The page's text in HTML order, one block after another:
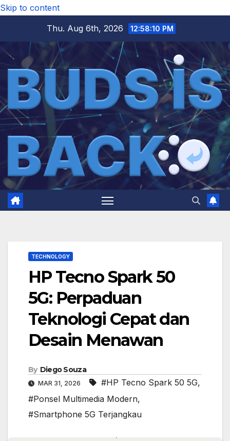
Skip to content
Thu. Aug 6th, 2026
12:58:11 PM
TECHNOLOGY
HP Tecno Spark 50
5G: Perpaduan
Teknologi Cepat dan
Desain Menawan
By Diego Souza
MAR 31, 2026 #HP Tecno Spark 50 5G,
#Ponsel Multimedia Modern,
#Smartphone 5G Terjangkau